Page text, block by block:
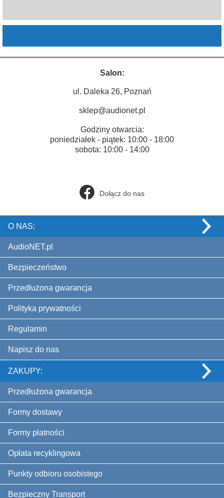
Salon:
ul. Daleka 26, Poznań
sklep@audionet.pl
Godziny otwarcia:
poniedziałek - piątek: 10:00 - 18:00
sobota: 10:00 - 14:00
Dołącz do nas
O NAS:
AudioNET.pl
Bezpieczeństwo
Przedłużona gwarancja
Polityka prywatności
Regulamin
Napisz do nas
ZAKUPY:
Przedłużona gwarancja
Formy dostawy
Formy płatności
Opłata recyklingowa
Punkty odbioru osobistego
Bezpieczny Transport